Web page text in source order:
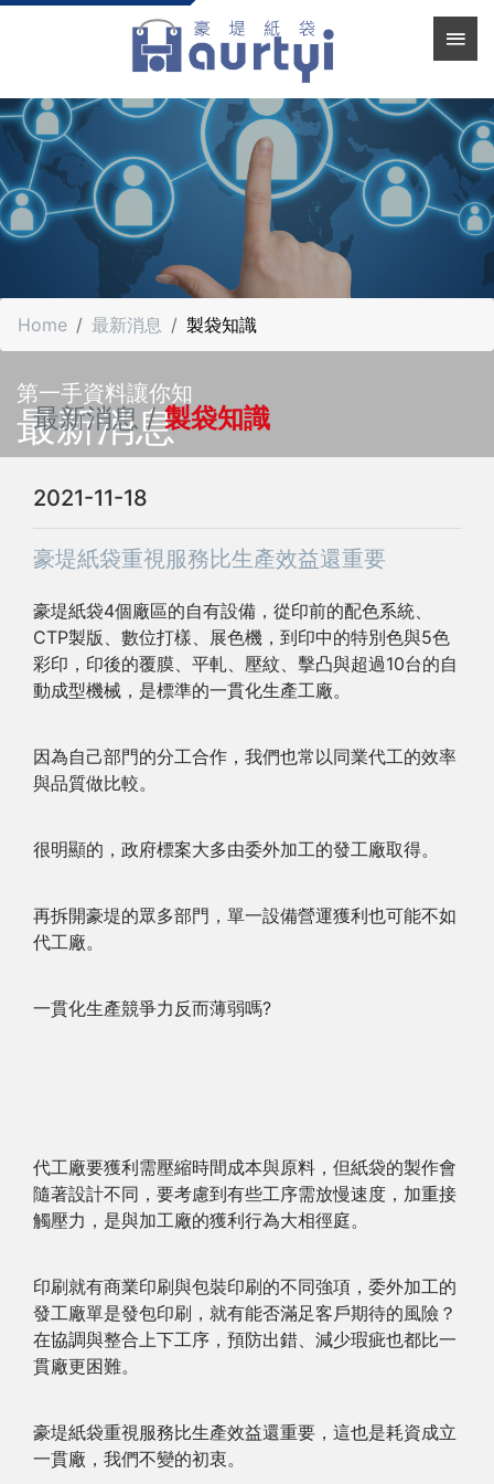
第一手資料讓你知
最新消息
Home 最新消息 製袋知識
最新消息 /製袋知識
2021-11-18
豪堤紙袋重視服務比生產效益還重要
豪堤紙袋4個廠區的自有設備，從印前的配色系統、
CTP製版、數位打樣、展色機，到印中的特別色與5色
彩印，印後的覆膜、平軋、壓紋、擊凸與超過10台的自
動成型機械，是標準的一貫化生產工廠。
因為自己部門的分工合作，我們也常以同業代工的效率
與品質做比較。
很明顯的，政府標案大多由委外加工的發工廠取得。
再拆開豪堤的眾多部門，單一設備營運獲利也可能不如
代工廠。
一貫化生產競爭力反而薄弱嗎?
代工廠要獲利需壓縮時間成本與原料，但紙袋的製作會
隨著設計不同，要考慮到有些工序需放慢速度，加重接
觸壓力，是與加工廠的獲利行為大相徑庭。
印刷就有商業印刷與包裝印刷的不同強項，委外加工的
發工廠單是發包印刷，就有能否滿足客戶期待的風險？
在協調與整合上下工序，預防出錯、減少瑕疵也都比一
貫廠更困難。
豪堤紙袋重視服務比生產效益還重要，這也是耗資成立
一貫廠，我們不變的初衷。